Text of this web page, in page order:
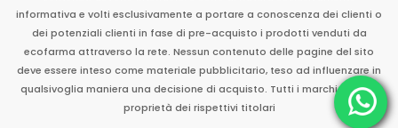
informativa e volti esclusivamente a portare a conoscenza dei clienti o
dei potenziali clienti in fase di pre-acquisto i prodotti venduti da
ecofarma attraverso la rete. Nessun contenuto delle pagine del sito
deve essere inteso come materiale pubblicitario, teso ad influenzare in
qualsivoglia maniera una decisione di acquisto. Tutti i marchi sono di
proprietà dei rispettivi titolari